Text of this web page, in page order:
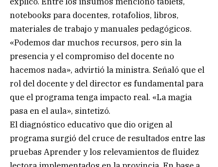
notebooks para docentes, rotafolios, libros,
materiales de trabajo y manuales pedagógicos.
«Podemos dar muchos recursos, pero sin la
presencia y el compromiso del docente no
hacemos nada», advirtió la ministra. Señaló que el
rol del docente y del director es fundamental para
que el programa tenga impacto real. «La magia
pasa en el aula», sintetizó.
El diagnóstico educativo que dio origen al
programa surgió del cruce de resultados entre las
pruebas Aprender y los relevamientos de fluidez